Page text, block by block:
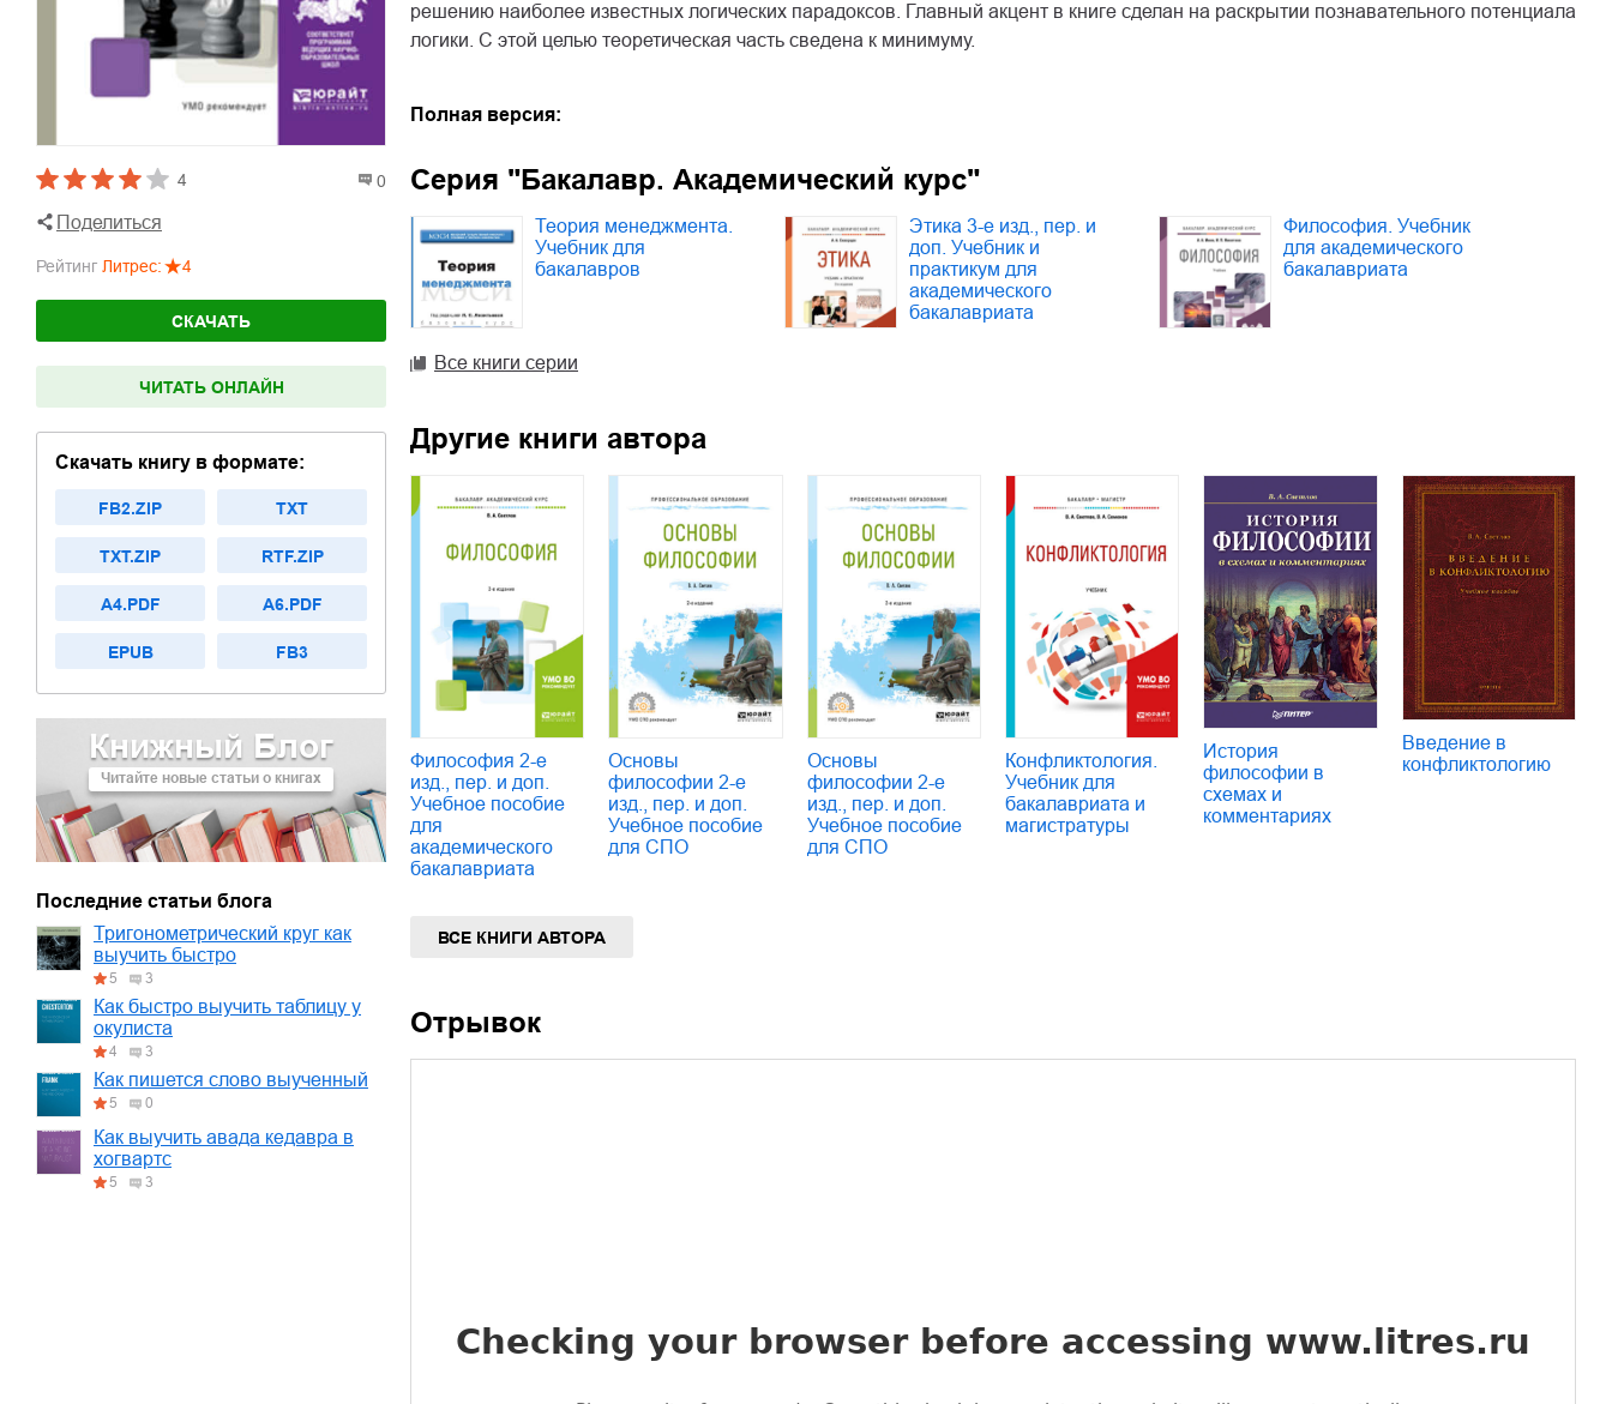
4 0
Поделиться
Рейтинг Литрес: 4
СКАЧАТЬ
ЧИТАТЬ ОНЛАЙН
Скачать книгу в формате:
FB2.ZIP TXT
TXT.ZIP RTF.ZIP
A4.PDF A6.PDF
EPUB FB3
Книжный Блог
Читайте новые статьи о книгах
Последние статьи блога
Тригонометрический круг как
выучить быстро
5 3
Как быстро выучить таблицу у
окулиста
4 3
Как пишется слово выученный
5 0
Как выучить авада кедавра в
хогвартс
5 3
решению наиболее известных логических парадоксов. Главный акцент в книге сделан на раскрытии познавательного потенциала
логики. С этой целью теоретическая часть сведена к минимуму.
Полная версия:
Серия "Бакалавр. Академический курс"
Теория менеджмента.
Учебник для
бакалавров
Этика 3-е изд., пер. и
доп. Учебник и
практикум для
академического
бакалавриата
Философия. Учебник
для академического
бакалавриата
Все книги серии
Другие книги автора
Философия 2-е
изд., пер. и доп.
Учебное пособие
для
академического
бакалавриата
Основы
философии 2-е
изд., пер. и доп.
Учебное пособие
для СПО
Основы
философии 2-е
изд., пер. и доп.
Учебное пособие
для СПО
Конфликтология.
Учебник для
бакалавриата и
магистратуры
История
философии в
схемах и
комментариях
Введение в
конфликтологию
ВСЕ КНИГИ АВТОРА
Отрывок